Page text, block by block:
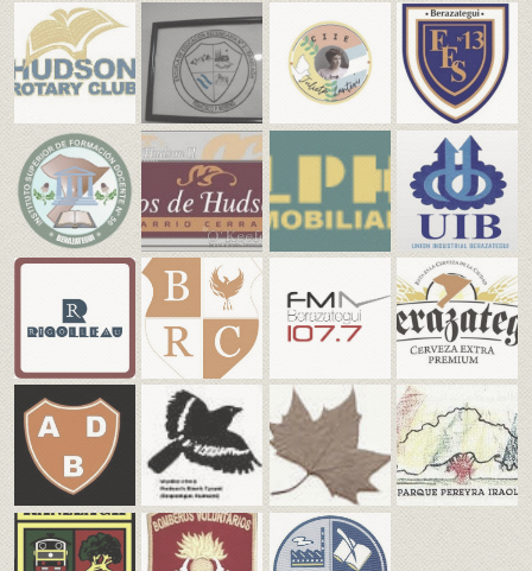
Educación en Berazategui
Eventos
Federación
Ferrocarril
Heráldica
Libros , Revistas y Videos
Municipios Pcia. de Buenos Aires y CABA
Juan Manuel de Rosas
Pueblokilmes
Quilmes
Centro Bazko
Detenidos/ Desaparecidos